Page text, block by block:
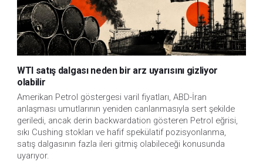
WTI satış dalgası neden bir arz uyarısını gizliyor
olabilir
Amerikan Petrol göstergesi varil fiyatları, ABD-İran
anlaşması umutlarının yeniden canlanmasıyla sert şekilde
geriledi, ancak derin backwardation gösteren Petrol eğrisi,
sıkı Cushing stokları ve hafif spekülatif pozisyonlanma,
satış dalgasının fazla ileri gitmiş olabileceği konusunda
uyarıyor.